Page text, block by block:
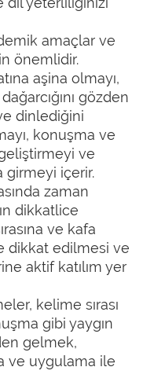
amaçlar ve
önemlidir.
aşina olmayı,
gözden
dinlediğini
konuşma ve
ve
girmeyi içerir.
zaman
dikkatlice
ve kafa
dikkat edilmesi ve
aktif katılım yer
kelime sırası
gibi yaygın
gelmek,
ve uygulama ile